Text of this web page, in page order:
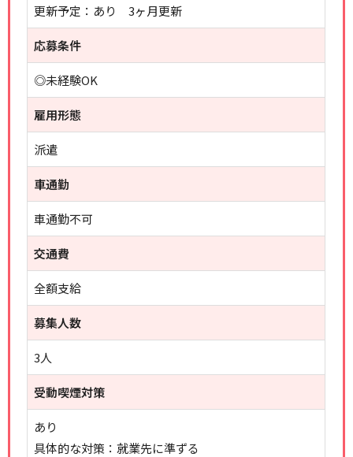
更新予定：あり 3ヶ月更新
応募条件
◎未経験OK
雇用形態
派遣
車通勤
車通勤不可
交通費
全額支給
募集人数
3人
受動喫煙対策
あり
具体的な対策：就業先に準ずる